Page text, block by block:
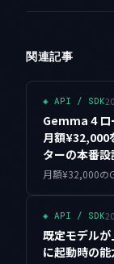
関連記事
◈ API / SDK
Gemma 4 ロ
月額¥32,000
ターの本番設
◈ API / SDK
既定モデル
に起動時の